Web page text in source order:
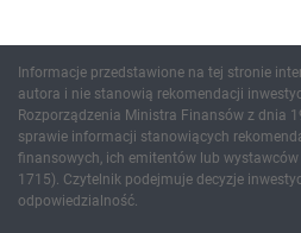
Informacje przedstawione na tej stronie
autora i nie stanowią rekomendacji
Rozporządzenia Ministra Finansów z dnia
sprawie informacji stanowiących
finansowych, ich emitentów lub wystawców
1715). Czytelnik podejmuje decyzje
odpowiedzialność.